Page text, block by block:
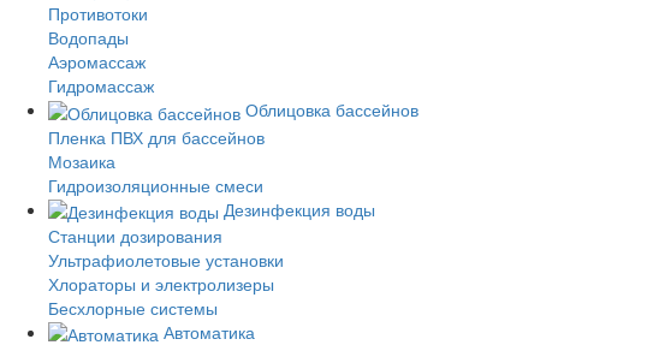
Противотоки
Водопады
Аэромассаж
Гидромассаж
Облицовка бассейнов
Пленка ПВХ для бассейнов
Мозаика
Гидроизоляционные смеси
Дезинфекция воды
Станции дозирования
Ультрафиолетовые установки
Хлораторы и электролизеры
Бесхлорные системы
Автоматика